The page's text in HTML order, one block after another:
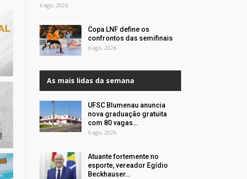
6 ago, 2026
Copa LNF define os
confrontos das semifinais
6 ago, 2026
As mais lidas da semana
UFSC Blumenau anuncia
nova graduação gratuita
com 80 vagas…
6 ago, 2026
Atuante fortemente no
esporte, vereador Egídio
Beckhauser…